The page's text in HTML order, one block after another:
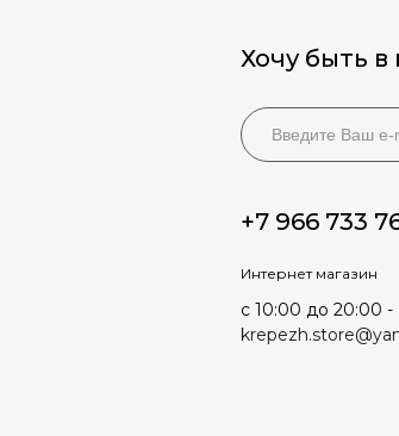
Хочу быть в
+7 966 733
Интернет магазин
с 10:00 до 20:00